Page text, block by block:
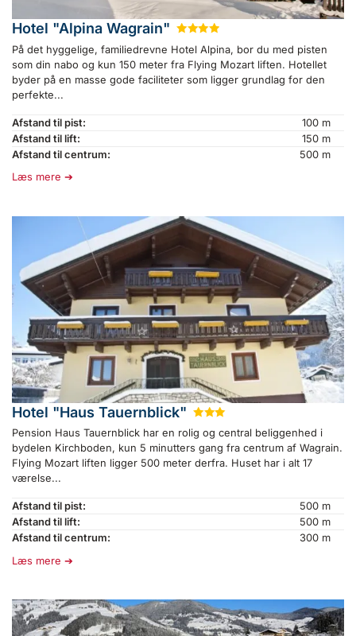
Hotel "Alpina Wagrain" ★★★
På det hyggelige, familiedrevne Hotel Alpina, bor du med pisten
som din nabo og kun 150 meter fra Flying Mozart liften. Hotellet
byder på en masse gode faciliteter som ligger grundlag for den
perfekte...
Afstand til pist:
100 m
Afstand til lift:
150 m
Afstand til centrum:
500 m
Læs mere
Hotel "Haus Tauernblick" ★★
Pension Haus Tauernblick har en rolig og central beliggenhed i
bydelen Kirchboden, kun 5 minutters gang fra centrum af Wagrain.
Flying Mozart liften ligger 500 meter derfra. Huset har i alt 17
værelse...
Afstand til pist:
500 m
Afstand til lift:
500 m
Afstand til centrum:
300 m
Læs mere